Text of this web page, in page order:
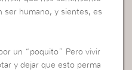
ser humano, y sientes, es
un “poquito” Pero vivir
y dejar que esto perma